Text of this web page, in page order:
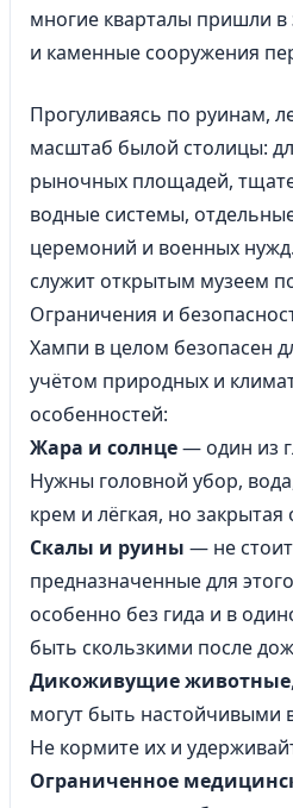
многие кварталы пришли в
и каменные сооружения
Прогуливаясь по руинам,
масштаб былой столицы:
рыночных площадей,
водные системы,
церемоний и военных
служит открытым музеем
Ограничения и
Хампи в целом безопасен
учётом природных и
особенностей:
Жара и солнце— один из
Нужны головной убор,
крем и лёгкая, но
Скалы и руины — не
предназначенные для
особенно без гида и в
быть скользкими после
Дикоживущие животные
могут быть настойчивыми
Не кормите их и
Ограниченное